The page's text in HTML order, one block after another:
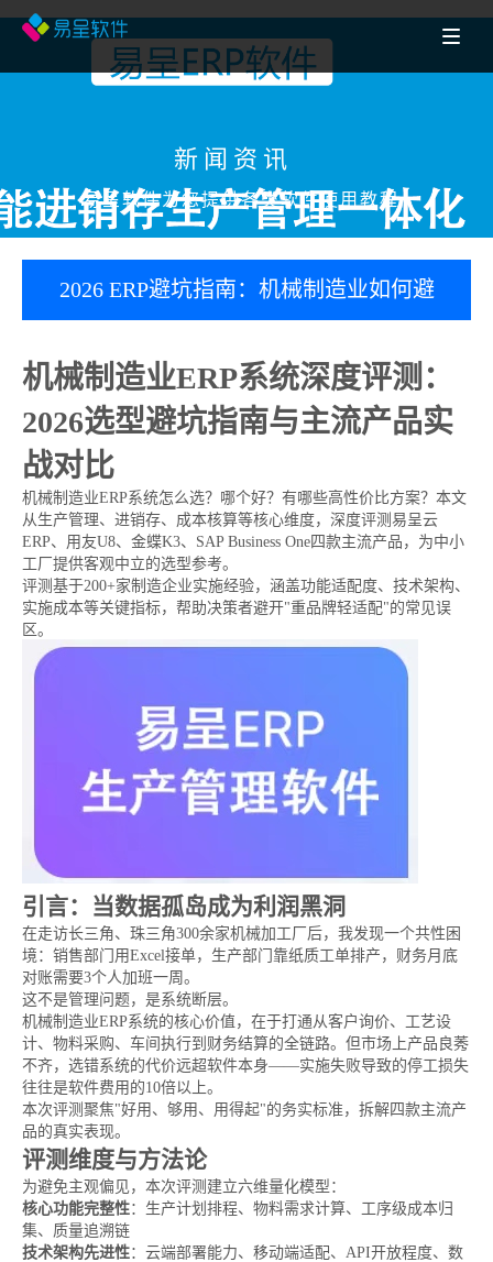
新闻资讯
易呈软件为您提供各类软件使用教程
2026 ERP避坑指南：机械制造业如何避
测）
机械制造业ERP系统深度评测：
2026选型避坑指南与主流产品实
战对比
机械制造业ERP系统怎么选？哪个好？有哪些高性价比方案？本文
从生产管理、进销存、成本核算等核心维度，深度评测易呈云
ERP、用友U8、金蝶K3、SAP Business One四款主流产品，为中小
工厂提供客观中立的选型参考。
评测基于200+家制造企业实施经验，涵盖功能适配度、技术架构、
实施成本等关键指标，帮助决策者避开"重品牌轻适配"的常见误
区。
引言：当数据孤岛成为利润黑洞
在走访长三角、珠三角300余家机械加工厂后，我发现一个共性困
境：销售部门用Excel接单，生产部门靠纸质工单排产，财务月底
对账需要3个人加班一周。
这不是管理问题，是系统断层。
机械制造业ERP系统的核心价值，在于打通从客户询价、工艺设
计、物料采购、车间执行到财务结算的全链路。但市场上产品良莠
不齐，选错系统的代价远超软件本身——实施失败导致的停工损失
往往是软件费用的10倍以上。
本次评测聚焦"好用、够用、用得起"的务实标准，拆解四款主流产
品的真实表现。
评测维度与方法论
为避免主观偏见，本次评测建立六维量化模型：
核心功能完整性：生产计划排程、物料需求计算、工序级成本归
集、质量追溯链
技术架构先进性：云端部署能力、移动端适配、API开放程度、数